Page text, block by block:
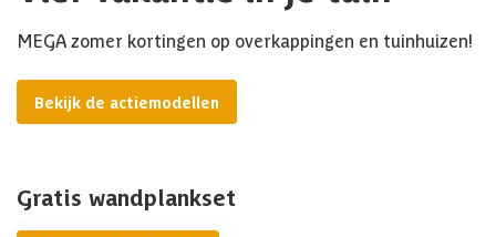
MEGA zomer kortingen op overkappingen en tuinhuizen!
Bekijk de actiemodellen
Gratis wandplankset